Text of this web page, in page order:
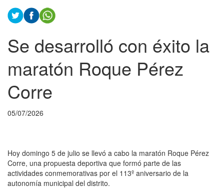
Se desarrolló con éxito la
maratón Roque Pérez
Corre
05/07/2026
Hoy domingo 5 de julio se llevó a cabo la maratón Roque Pérez
Corre, una propuesta deportiva que formó parte de las
actividades conmemorativas por el 113º aniversario de la
autonomía municipal del distrito.